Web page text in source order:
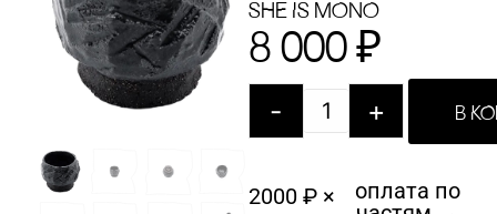
SHE IS MONO
8 000 ₽
- + В
2000 ₽ ×
оплата по